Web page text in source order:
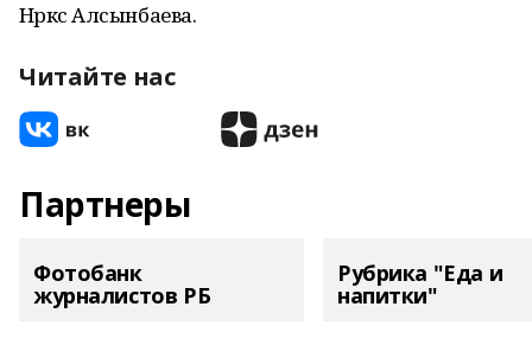
Нәркәс Алсынбаева.
Читайте нас
Партнеры
Фотобанк
журналистов РБ
Рубрика "Еда и
напитки"